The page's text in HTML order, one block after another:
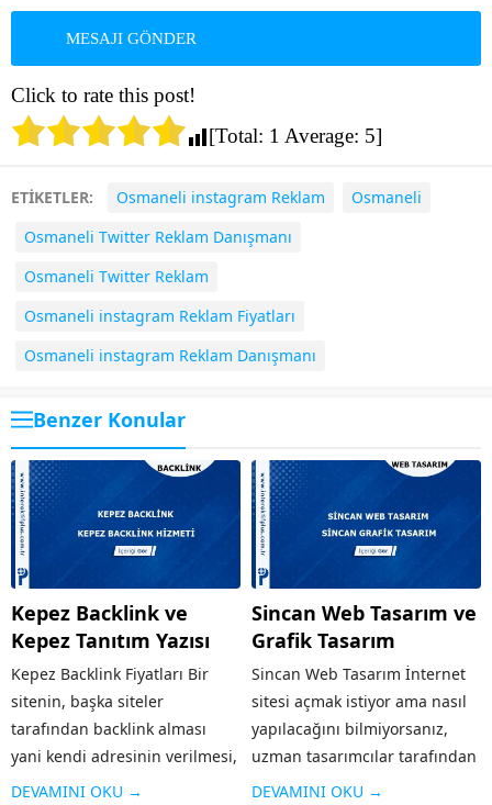
Click to rate this post!
[Total: 1 Average: 5]
ETİKETLER: Osmaneli instagram Reklam
Osmaneli
Osmaneli Twitter Reklam Danışmanı
Osmaneli Twitter Reklam
Osmaneli instagram Reklam Fiyatları
Osmaneli instagram Reklam Danışmanı
Benzer Konular
Kepez Backlink ve
Kepez Tanıtım Yazısı
Kepez Backlink Fiyatları Bir
sitenin, başka siteler
tarafından backlink alması
yani kendi adresinin verilmesi,
o sitenin hem reklamı olduğu
DEVAMINI OKU →
Sincan Web Tasarım ve
Grafik Tasarım
Sincan Web Tasarım İnternet
sitesi açmak istiyor ama nasıl
yapılacağını bilmiyorsanız,
uzman tasarımcılar tarafından
kısa sürede hazırlanacak web
DEVAMINI OKU →